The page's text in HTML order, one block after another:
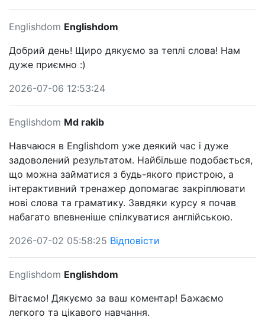
Englishdom Englishdom
Добрий день! Щиро дякуємо за теплі слова! Нам
дуже приємно :)
2026-07-06 12:53:24
Englishdom Md rakib
Навчаюся в Englishdom уже деякий час і дуже
задоволений результатом. Найбільше подобається,
що можна займатися з будь-якого пристрою, а
інтерактивний тренажер допомагає закріплювати
нові слова та граматику. Завдяки курсу я почав
набагато впевненіше спілкуватися англійською.
2026-07-02 05:58:25 Відповісти
Englishdom Englishdom
Вітаємо! Дякуємо за ваш коментар! Бажаємо
легкого та цікавого навчання.